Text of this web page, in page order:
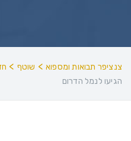
צנציפר תבואות ומספוא > שוטף >
הגיעו לנמל הדרום